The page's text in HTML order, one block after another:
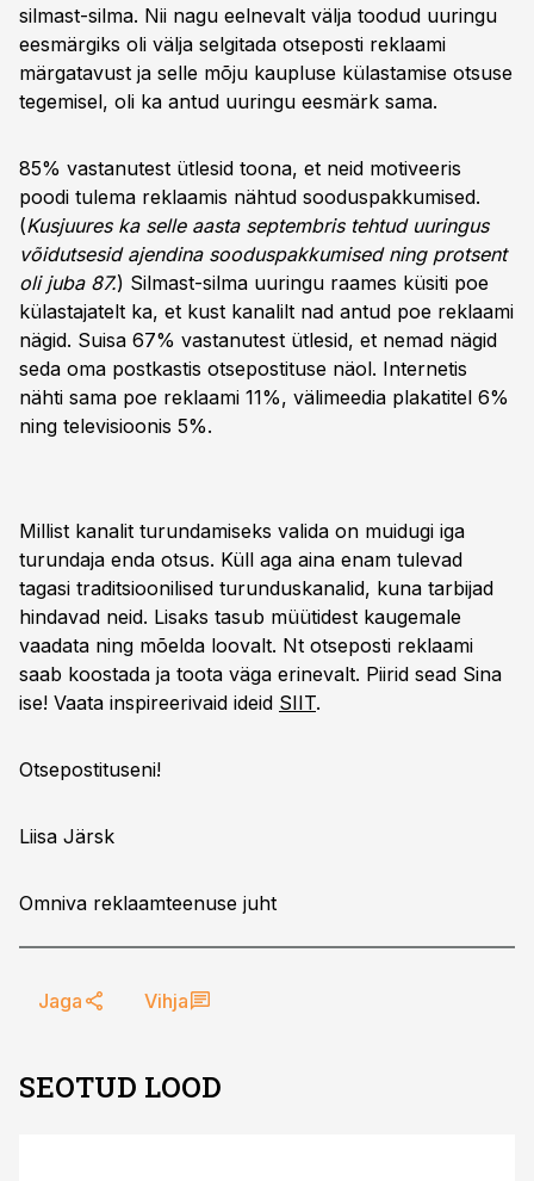
silmast-silma. Nii nagu eelnevalt välja toodud uuringu
eesmärgiks oli välja selgitada otseposti reklaami
märgatavust ja selle mõju kaupluse külastamise otsuse
tegemisel, oli ka antud uuringu eesmärk sama.
85% vastanutest ütlesid toona, et neid motiveeris
poodi tulema reklaamis nähtud sooduspakkumised.
(Kusjuures ka selle aasta septembris tehtud uuringus
võidutsesid ajendina sooduspakkumised ning protsent
oli juba 87.) Silmast-silma uuringu raames küsiti poe
külastajatelt ka, et kust kanalilt nad antud poe reklaami
nägid. Suisa 67% vastanutest ütlesid, et nemad nägid
seda oma postkastis otsepostituse näol. Internetis
nähti sama poe reklaami 11%, välimeedia plakatitel 6%
ning televisioonis 5%.
Millist kanalit turundamiseks valida on muidugi iga
turundaja enda otsus. Küll aga aina enam tulevad
tagasi traditsioonilised turunduskanalid, kuna tarbijad
hindavad neid. Lisaks tasub müütidest kaugemale
vaadata ning mõelda loovalt. Nt otseposti reklaami
saab koostada ja toota väga erinevalt. Piirid sead Sina
ise! Vaata inspireerivaid ideid SIIT.
Otsepostituseni!
Liisa Järsk
Omniva reklaamteenuse juht
Jaga Vihja
SEOTUD LOOD